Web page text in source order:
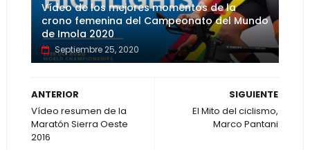
Vídeo de los mejores momentos de la
crono femenina del Campeonato del Mundo
de Imola 2020
Septiembre 25, 2020
SIGUIENTE
El Mito del ciclismo,
Marco Pantani
ANTERIOR
Vídeo resumen de la
Maratón Sierra Oeste
2016